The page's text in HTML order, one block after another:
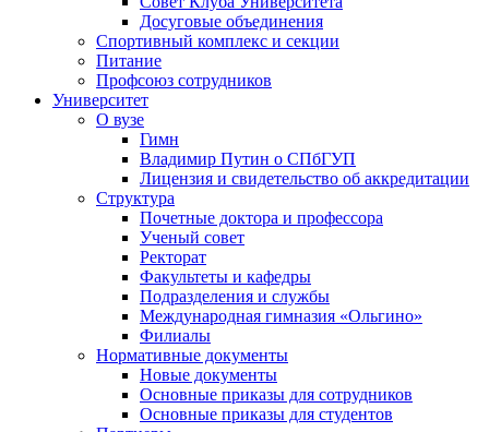
Досуговые объединения
Спортивный комплекс и секции
Питание
Профсоюз сотрудников
Университет
О вузе
Гимн
Владимир Путин о СПбГУП
Лицензия и свидетельство об аккредитации
Структура
Почетные доктора и профессора
Ученый совет
Ректорат
Факультеты и кафедры
Подразделения и службы
Международная гимназия «Ольгино»
Филиалы
Нормативные документы
Новые документы
Основные приказы для сотрудников
Основные приказы для студентов